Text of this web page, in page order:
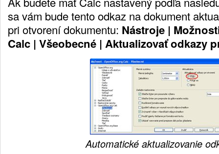
sa vám bude tento odkaz na dokument
pri otvorení dokumentu: Nástroje |
Calc | Všeobecné | Aktualizovať odkazy
Automatické aktualizovanie